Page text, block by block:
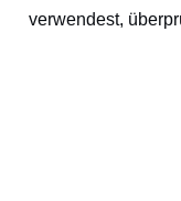
verwendest,